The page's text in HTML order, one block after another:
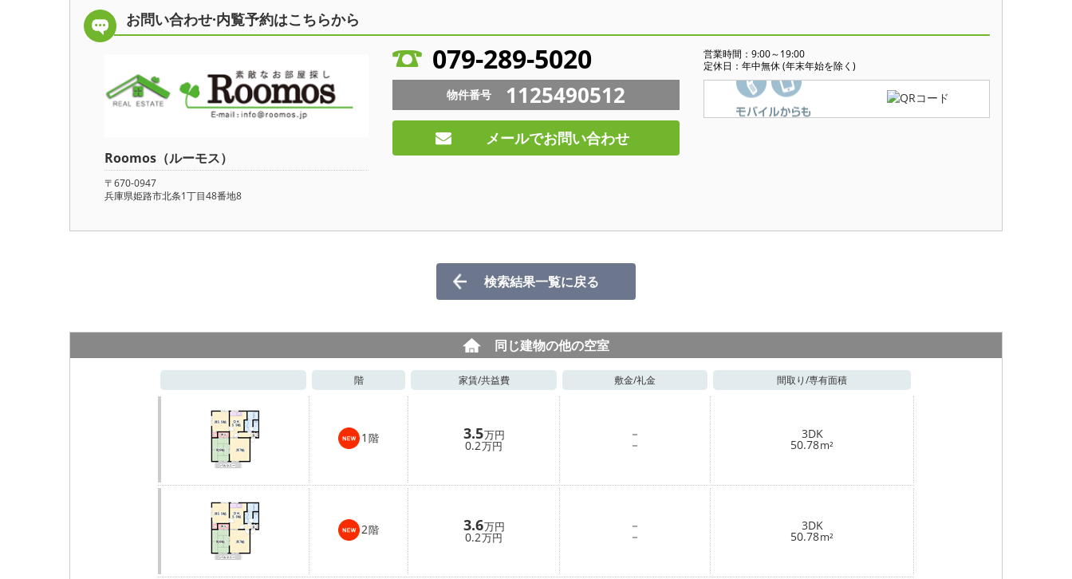
お問い合わせ·内覧予約はこちらから
Roomos（ルーモス）
〒670-0947
兵庫県姫路市北条1丁目48番地8
079-289-5020
営業時間：9:00～19:00
定休日：年中無休 (年末年始を除く)
物件番号 1125490512
メールでお問い合わせ
検索結果一覧に戻る
同じ建物の他の空室
階 家賃/共益費 敷金/礼金 間取り/専有面積
1 階 3.5万円
0.2万円
－
－
3DK
50.78m²
2階 3.6万円
0.2万円
－
－
3DK
50.78m²